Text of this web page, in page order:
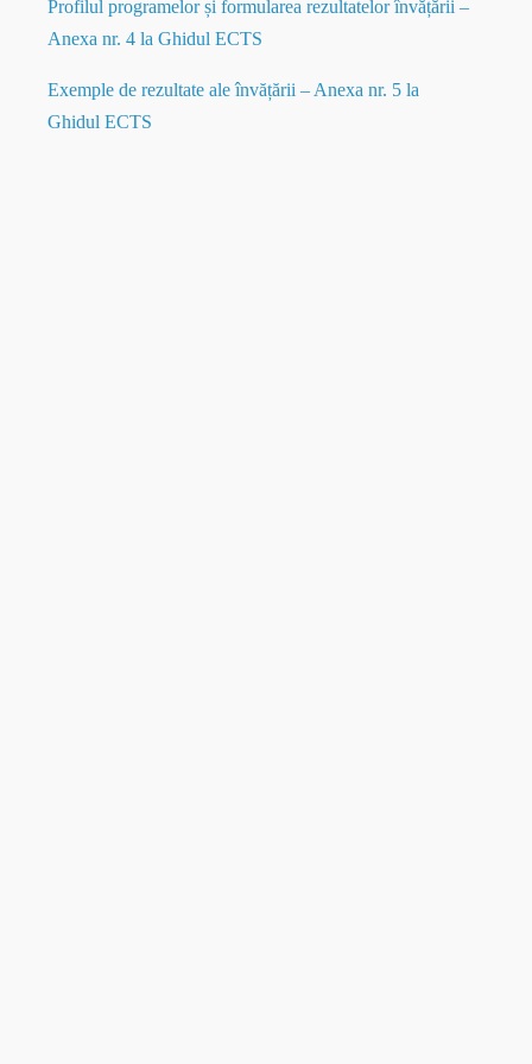
Profilul programelor și formularea rezultatelor învățării –
Anexa nr. 4 la Ghidul ECTS
Exemple de rezultate ale învățării – Anexa nr. 5 la
Ghidul ECTS